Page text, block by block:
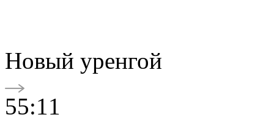
Новый уренгой
55:11